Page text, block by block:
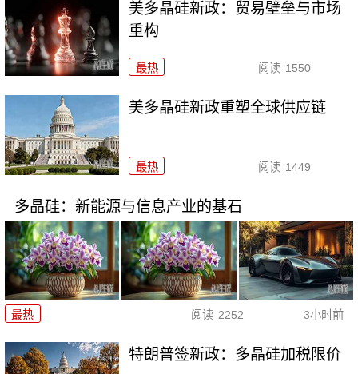
美多晶硅新政：贸易壁垒与市场
重构
最热 阅读 1550
美多晶硅新政重塑全球供应链
最热 阅读 1449
多晶硅：新能源与信息产业的基石
最热 阅读 2252 3小时前
特朗普签新政：多晶硅加税限价